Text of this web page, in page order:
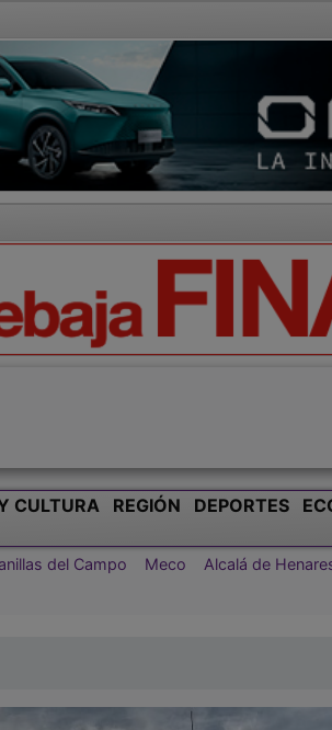
CULTURA REGIÓN DEPORTES
del Campo Meco Alcalá de